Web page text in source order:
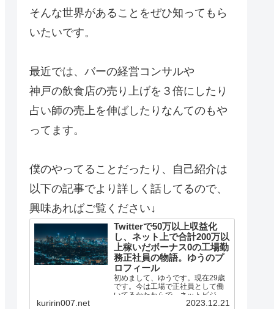
そんな世界があることをぜひ知ってもら
いたいです。
最近では、バーの経営コンサルや
神戸の飲食店の売り上げを３倍にしたり
占い師の売上を伸ばしたりなんてのもや
ってます。
僕のやってることだったり、自己紹介は
以下の記事でより詳しく話してるので、
興味あればご覧ください↓
Twitterで50万以上収益化
し、ネット上で合計200万以
上稼いだボーナス0の工場勤
務正社員の物語。ゆうのプ
ロフィール
初めまして、ゆうです。現在29歳
です。今は工場で正社員として働
いてるかたわらで、ネットビジネ
スにも取り組んでいます。これま
kuririn007.net 2023.12.21